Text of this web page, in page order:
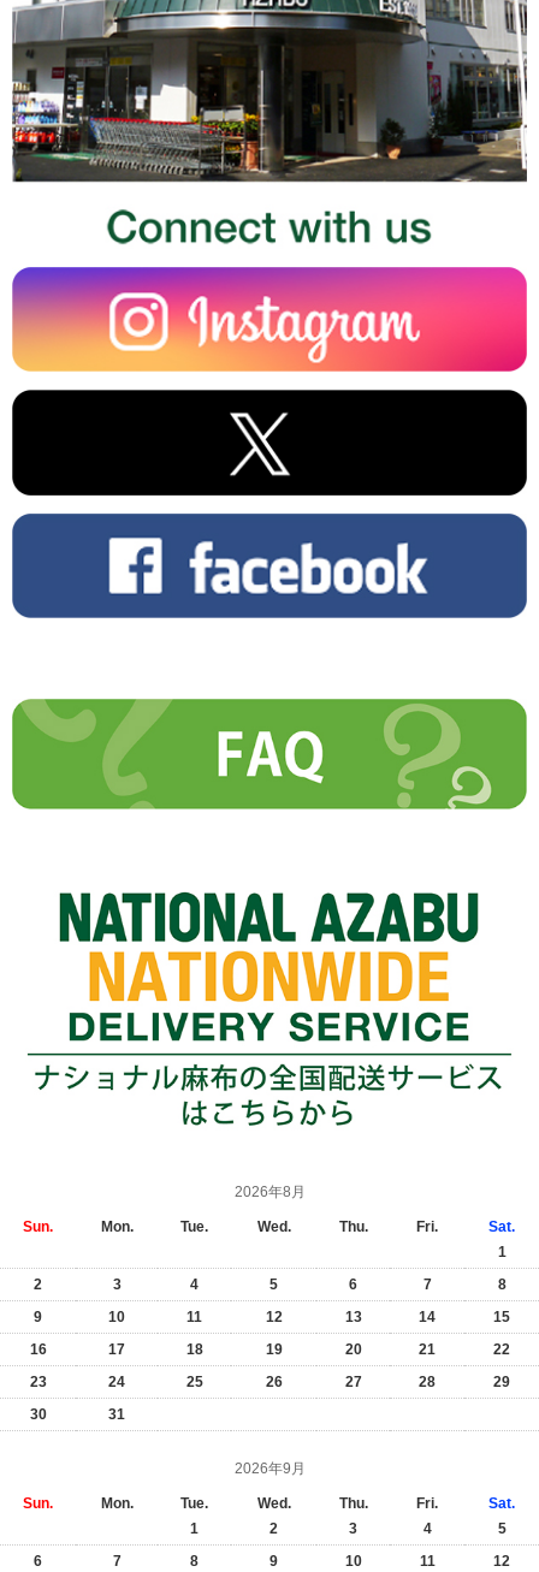
2026年8月
Sun. Mon. Tue. Wed. Thu. Fri.
Sat.
1
2
3 4 5 6 7
8
9
10 11 12 13 14
15
16
17 18 19 20 21
22
23
24 25 26 27 28
29
30
31
2026年9月
Sun. Mon. Tue. Wed. Thu. Fri.
Sat.
1
2 3 4
5
6
7 8 9 10 11 12